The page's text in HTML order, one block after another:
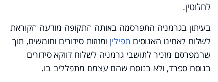
לחלוטין.
בעיתון בגרמניה התפרסמה באותה התקופה מודעה הקוראת
לשלוח לאחינו האנוסים תפילין ומזוזות סידורים וחומשים, תוך
שהמפרסם מזכיר לתושבי גרמניה לשלוח דווקא סידורים
בנוסח ספרד, ולא בנוסח שהם עצמם מתפללים בו.